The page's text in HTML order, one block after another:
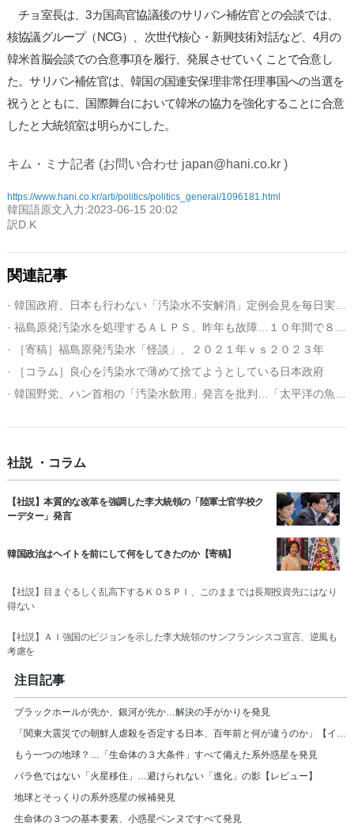
チョ室長は、3カ国高官協議後のサリバン補佐官との会談では、
核協議グループ（NCG）、次世代核心・新興技術対話など、4月の
韓米首脳会談での合意事項を履行、発展させていくことで合意し
た。サリバン補佐官は、韓国の国連安保理非常任理事国への当選を
祝うとともに、国際舞台において韓米の協力を強化することに合意
したと大統領室は明らかにした。
キム・ミナ記者 (お問い合わせ japan@hani.co.kr )
https://www.hani.co.kr/arti/politics/politics_general/1096181.html
韓国語原文入力:2023-06-15 20:02
訳D.K
関連記事
· ［寄稿］福島原発汚染水「怪談」、２０２１年ｖｓ２０２３年
· ［コラム］良心を汚染水で薄めて捨てようとしている日本政府
社説 ・コラム
【社説】本質的な改革を強調した李大統領の「陸軍士官学校ク
ーデター」発言
韓国政治はヘイトを前にして何をしてきたのか【寄稿】
【社説】目まぐるしく乱高下するＫＯＳＰＩ、このままでは長期投資先にはなり
得ない
【社説】ＡＩ強国のビジョンを示した李大統領のサンフランシスコ宣言、逆風も
考慮を
注目記事
ブラックホールが先か、銀河が先か…解決の手がかりを発見
「関東大震災での朝鮮人虐殺を否定する日本、百年前と何が違うのか」【インタビュー】
もう一つの地球？…「生命体の３大条件」すべて備えた系外惑星を発見
バラ色ではない「火星移住」…避けられない「進化」の影【レビュー】
地球とそっくりの系外惑星の候補発見
生命体の３つの基本要素、小惑星ベンヌですべて発見